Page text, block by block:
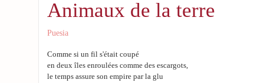
Animaux de la terre
Puesia
Comme si un fil s'était coupé
en deux îles enroulées comme des escargots,
le temps assure son empire par la glu